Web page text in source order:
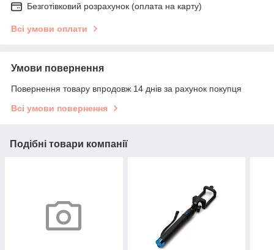
Безготівковий розрахунок (оплата на карту)
Всі умови оплати
Умови повернення
Повернення товару впродовж 14 днів за рахунок покупця
Всі умови повернення
Подібні товари компанії